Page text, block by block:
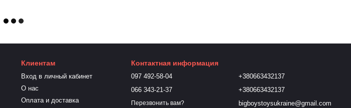
Клиентам
Вход в личный кабинет
О нас
Оплата и доставка
Контактная информация
097 492-58-04
066 343-21-37
Перезвонить вам?
+380663432137
+380663432137
bigboystoysukraine@gmail.com